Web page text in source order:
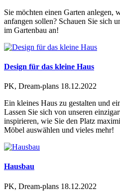
Sie möchten einen Garten anlegen,
anfangen sollen? Schauen Sie sich
im Gartenbau an!
Design für das kleine Haus
PK, Dream-plans 18.12.2022
Ein kleines Haus zu gestalten und
Lassen Sie sich von unseren
inspirieren, wie Sie den Platz
Möbel auswählen und vieles mehr!
Hausbau
PK, Dream-plans 18.12.2022